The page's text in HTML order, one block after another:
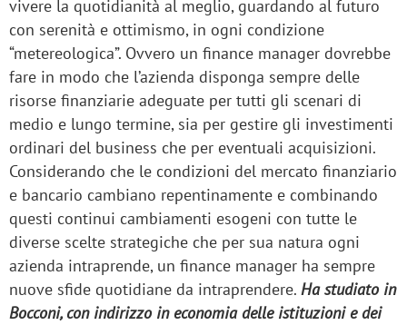
vivere la quotidianità al meglio, guardando al futuro
con serenità e ottimismo, in ogni condizione
“metereologica”. Ovvero un finance manager dovrebbe
fare in modo che l’azienda disponga sempre delle
risorse finanziarie adeguate per tutti gli scenari di
medio e lungo termine, sia per gestire gli investimenti
ordinari del business che per eventuali acquisizioni.
Considerando che le condizioni del mercato finanziario
e bancario cambiano repentinamente e combinando
questi continui cambiamenti esogeni con tutte le
diverse scelte strategiche che per sua natura ogni
azienda intraprende, un finance manager ha sempre
nuove sfide quotidiane da intraprendere. Ha studiato in
Bocconi, con indirizzo in economia delle istituzioni e dei